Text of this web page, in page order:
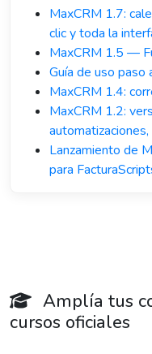
MaxCRM 1.7:
clic y toda la
MaxCRM 1.5 —
Guía de uso paso
MaxCRM 1.4:
MaxCRM 1.2:
Lanzamiento de
para
Amplía tus
cursos oficiales